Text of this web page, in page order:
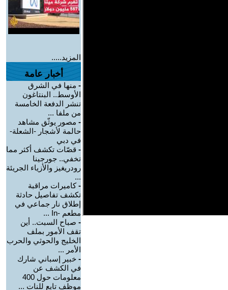
المزيد.....
أخبار عامة
- منها في الشرق
الأوسط.. البنتاغون
تنشر الدفعة الخامسة
من ملفا ...
- مصور يوثّق مشاهد
حالمة لأشجار -الشعلة-
في دبي
- قصّات تكشف أكثر مما
تخفي.. جورجينا
رودريغيز والأزياء الجريئة
...
-كاميرات مراقبة
تكشف تفاصيل حادثة
إطلاق نار جماعي في
مطعم -In ...
- صباح السبت.. أين
تقف الأمور بملف
الخليج والحوثي والحرب
الأمر ...
- خبير إسباني شارك
في الكشف عن
معلومات حول 400
موظف تابع للنات ...